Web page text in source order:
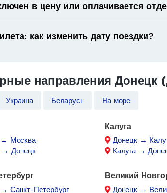
в цену или оплачивается
как изменить дату поездки?
направления Донецк
Украина Беларусь На море
→ Москва
→ Донецк
Калуга
Донецк →
Калуга →
Санкт-Петербург
Великий
Донецк →